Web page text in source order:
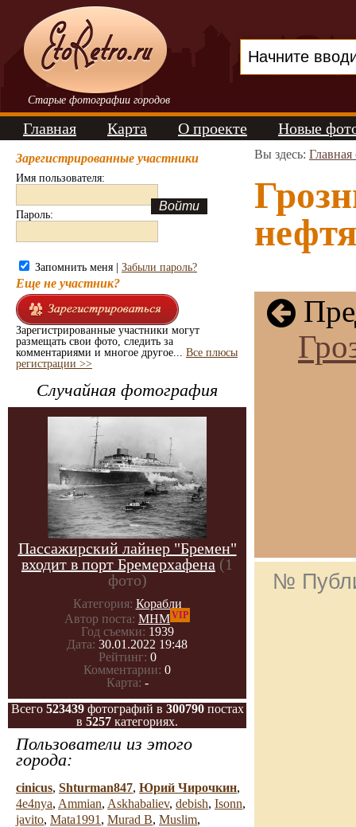
Старые фотографии городов
Главная Карта О проекте Новые
Зарегистрированные участники
Имя пользователя:
Пароль:
Запомнить меня | Забыли пароль?
Еще не участник?
Зарегистрированные участники могут
размещать свои фото, следить за
комментариями и многое другое... Все плюсы
регистрации >>
Случайная фотография
Пассажирский лайнер "Бремен"
входит в порт Бремерхафена (1
фото)
Категория: Корабли
Автор поста: МНМVIP
Год съемки: 1939
Дата: 30.01.2022 19:48
Рейтинг: 0
Комментарии: 0
Карта: -
Всего 523439фотографий в 300790постах
в 5257 категориях.
Пользователи из этого
города:
cinicus, Shturman847, Юрий Чирочкин,
4e4nya, Ammian, Askhabaliev, debish, Isonn,
javito, Mata1991 , Murad B, Muslim,
Вы здесь: Главная
№